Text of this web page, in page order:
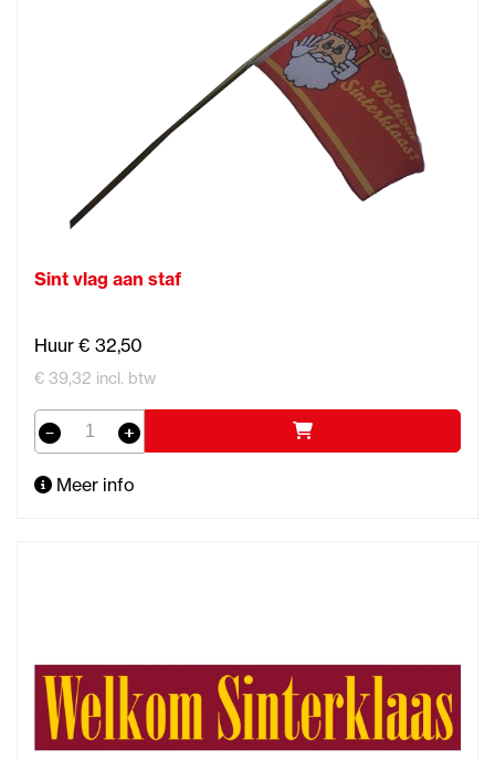
Sint vlag aan staf
Huur € 32,50
€ 39,32 incl. btw
Meer info